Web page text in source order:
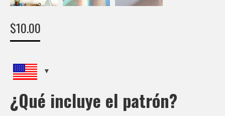
$10.00
¿Qué incluye el patrón?